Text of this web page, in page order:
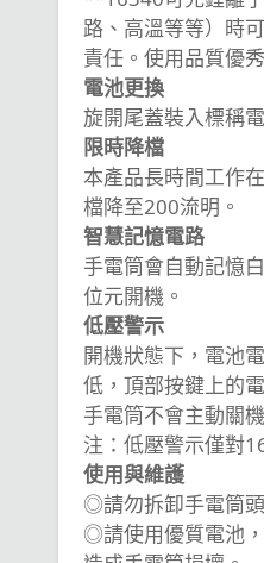
路、高溫等等）時
責任。使用品質優
電池更換
旋開尾蓋裝入標稱
限時降檔
本產品長時間工作
檔降至200流明。
智慧記憶電路
手電筒會自動記憶
位元開機。
低壓警示
開機狀態下，電池
低，頂部按鍵上的
手電筒不會主動關
注：低壓警示僅對
使用與維護
◎請勿拆卸手電筒
◎請使用優質電池